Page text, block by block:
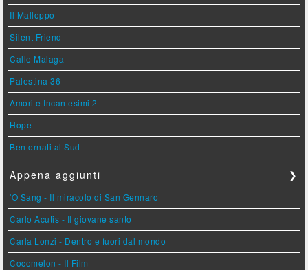
Il Malloppo
Silent Friend
Calle Malaga
Palestina 36
Amori e Incantesimi 2
Hope
Bentornati al Sud
Appena aggiunti ❯
'O Sang - Il miracolo di San Gennaro
Carlo Acutis - Il giovane santo
Carla Lonzi - Dentro e fuori dal mondo
Cocomelon - Il Film